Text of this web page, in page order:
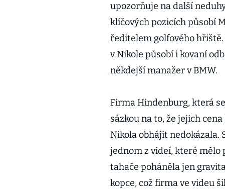
upozorňuje na další
klíčových pozicích působí
ředitelem golfového
v Nikole působí i kovaní
někdejší manažer v BMW.
Firma Hindenburg, která
sázkou na to, že jejich
Nikola obhájit
jednom z videí, které
tahače poháněla jen
kopce, což firma ve videu